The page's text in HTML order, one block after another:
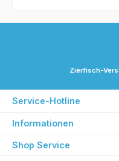
Zierfisch-
Service-Hotline
Informationen
Shop Service